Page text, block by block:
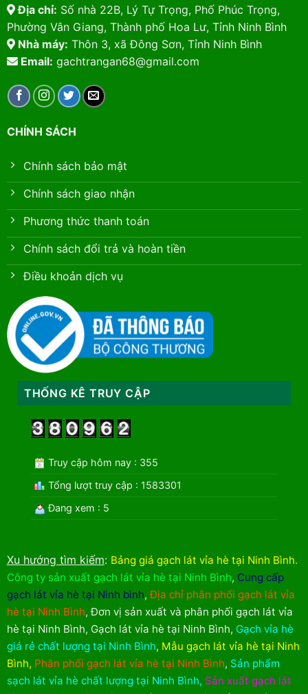
Địa chỉ: Số nhà 22B, Lý Tự Trọng, Phố Phúc Trọng,
Phường Vân Giang, Thành phố Hoa Lư, Tỉnh Ninh Bình
Nhà máy: Thôn 3, xã Đông Sơn, Tỉnh Ninh Bình
Email: gachtrangan68@gmail.com
CHÍNH SÁCH
Chính sách bảo mật
Chính sách giao nhận
Phương thức thanh toán
Chính sách đổi trả và hoàn tiền
Điều khoản dịch vụ
THỐNG KÊ TRUY CẬP
Truy cập hôm nay : 355
Tổng lượt truy cập : 1583301
Đang xem : 5
Xu hướng tìm kiếm: Bảng giá gạch lát vỉa hè tại Ninh Bình.
Công ty sản xuất gạch lát vỉa hè tại Ninh Bình, Cung cấp
gạch lát vỉa hè tại Ninh bình,Địa chỉ phân phối gạch lát vỉa
hè tại Ninh Bình,Đơn vị sản xuất và phân phối gạch lát vỉa
hè tại Ninh Bình, Gạch lát vỉa hè tại Ninh Bình, Gạch vỉa hè
giá rẻ chất lượng tại Ninh Bình, Mẫu gạch lát vỉa hè tại Ninh
Bình, Phân phối gạch lát vỉa hè tại Ninh Bình, Sản phẩm
sạch lát vỉa hè chất lượng tại Ninh Bình, Sản xuất gạch lát